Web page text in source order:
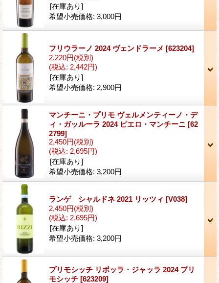
[在庫あり]
希望小売価格: 3,000円
フリウラーノ 2024 ヴェンドラーメ [623204]
2,220円(税別)
(税込: 2,442円)
[在庫あり]
希望小売価格: 2,900円
マンチーニ・プリモ ヴェルメンティーノ・デ
ィ・ガッルーラ 2024 ピエロ・マンチーニ [62
2799]
2,450円(税別)
(税込: 2,695円)
[在庫あり]
希望小売価格: 3,200円
ランゲ シャルドネ 2021 リッツィ [V038]
2,450円(税別)
(税込: 2,695円)
[在庫あり]
希望小売価格: 3,200円
プリモシッチ リボッラ・ジャッラ 2024 プリ
モシッチ [623209]